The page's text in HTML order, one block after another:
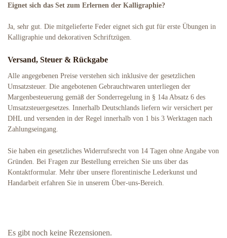
Eignet sich das Set zum Erlernen der Kalligraphie?
Ja, sehr gut. Die mitgelieferte Feder eignet sich gut für erste Übungen in
Kalligraphie und dekorativen Schriftzügen.
Versand, Steuer & Rückgabe
Alle angegebenen Preise verstehen sich inklusive der gesetzlichen
Umsatzsteuer. Die angebotenen Gebrauchtwaren unterliegen der
Margenbesteuerung gemäß der Sonderregelung in § 14a Absatz 6 des
Umsatzsteuergesetzes. Innerhalb Deutschlands liefern wir versichert per
DHL und versenden in der Regel innerhalb von 1 bis 3 Werktagen nach
Zahlungseingang.
Sie haben ein gesetzliches Widerrufsrecht von 14 Tagen ohne Angabe von
Gründen. Bei Fragen zur Bestellung erreichen Sie uns über das
Kontaktformular. Mehr über unsere florentinische Lederkunst und
Handarbeit erfahren Sie in unserem Über-uns-Bereich.
Es gibt noch keine Rezensionen.